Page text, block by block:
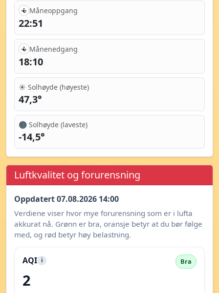
Måneoppgang
22:51
Månenedgang
18:10
☀️ Solhøyde (høyeste)
47,3°
🌑 Solhøyde (laveste)
-14,5°
Luftkvalitet og forurensning
Oppdatert 07.08.2026 14:00
Verdiene viser hvor mye forurensning som er i lufta
akkurat nå. Grønn er bra, oransje betyr at du bør følge
med, og rød betyr høy belastning.
AQI i Bra
2